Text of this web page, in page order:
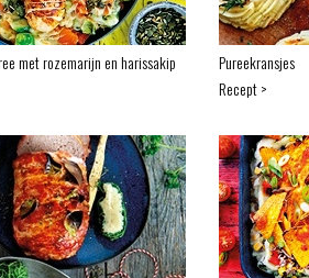
met rozemarijn en harissakip
Pureekransjes
Recept >